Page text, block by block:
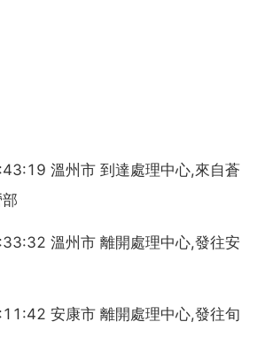
溫州市 到達處理中心,來自蒼
溫州市 離開處理中心,發往安
安康市 離開處理中心,發往旬